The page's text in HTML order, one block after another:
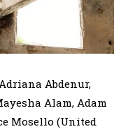
Abdenur,
Alam, Adam
Mosello (United